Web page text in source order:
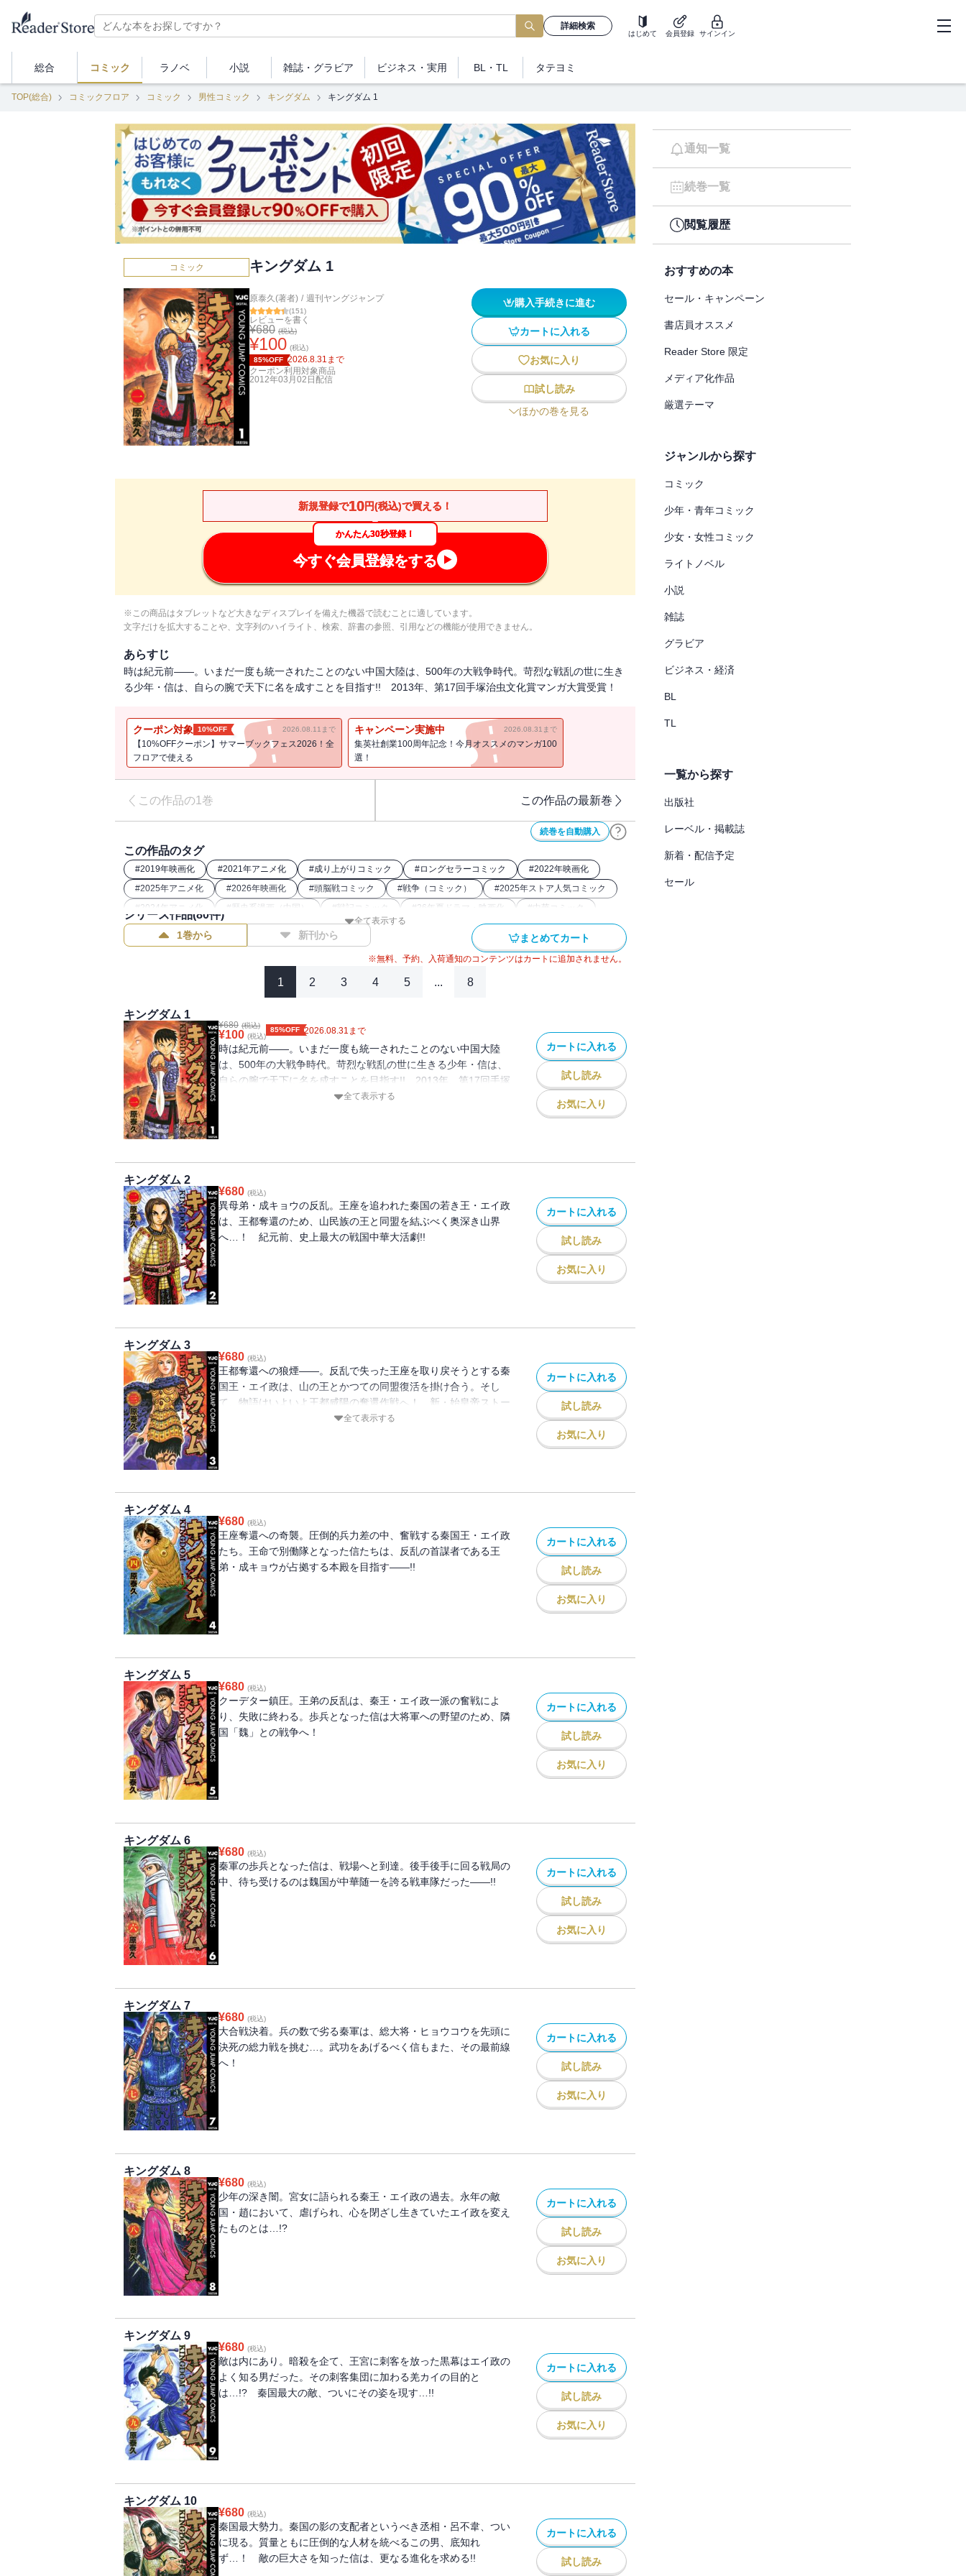
詳細検索
はじめて 会員登録 サインイン
総合 コミック ラノベ 小説 雑誌・ グラビア ビジネス ・実用 BL・TL タテヨミ
TOP(総合) コミックフロア コミック 男性コミック キングダム キングダム 1
コミック キングダム 1
原泰久(著者) / 週刊ヤングジャンプ
(151)
レビューを書く
¥680 (税込)
¥100 (税込)
85%OFF 2026.8.31 まで
クーポン利用対象商品
2012年03月02日 配信
購入手続きに進む
カートに入れる
お気に入り
試し読み
ほかの巻を見る
新規登録で10円(税込)で買える！
かんたん30秒登録！
今すぐ会員登録をする
※この商品はタブレットなど大きなディスプレイを備えた機器で読むことに適しています。
文字だけを拡大することや、文字列のハイライト、検索、辞書の参照、引用などの機能が使用できません。
あらすじ
時は紀元前――。いまだ一度も統一されたことのない中国大陸は、500年の大戦争時代。苛烈な戦乱の世に生き
る少年・信は、自らの腕で天下に名を成すことを目指す!! 2013年、第17回手塚治虫文化賞マンガ大賞受賞！
クーポン対象 10%OFF 2026.08.11まで
【10%OFFクーポン】サマーブックフェス2026！全
フロアで使える
キャンペーン実施中 2026.08.31まで
集英社創業100周年記念！今月オススメのマンガ100
選！
この作品の1巻 この作品の最新巻
続巻を自動購入
この作品のタグ
#2019年映画化 #2021年アニメ化 #成り上がりコミック #ロングセラーコミック #2022年映画化
#2025年アニメ化 #2026年映画化 #頭脳戦コミック #戦争（コミック） #2025年ストア人気コミック
#2024年アニメ化 # 歴史系漫画（中国） #戦記コミック #26年夏ドラマ・映画化 # 中華コミック
#2022年アニメ化 #歴史漫画 #2020年アニメ化 # キングダム関連作 #アニメ化
#26年春ドラマ・映画化 #2023年映画化 #2024年映画化
全て表示する
シリーズ作品(80件)
1巻から 新刊から まとめてカート
※無料、予約、入荷通知のコンテンツはカートに追加されません。
1 2 3 4 5 ... 8
キングダム 1
¥680 (税込)
¥100 (税込)
85%OFF 2026.08.31 まで
時は紀元前――。いまだ一度も統一されたことのない中国大陸
は、500年の大戦争時代。苛烈な戦乱の世に生きる少年・信は、
自らの腕で天下に名を成すことを目指す!! 2013年、第17回手塚
治虫文化賞マンガ大賞受賞！全て表示する
カートに入れる
試し読み
お気に入り
キングダム 2
¥680 (税込)
異母弟・成キョウの反乱。王座を追われた秦国の若き王・エイ政
は、王都奪還のため、山民族の王と同盟を結ぶべく奥深き山界
へ…！ 紀元前、史上最大の戦国中華大活劇!!
カートに入れる
試し読み
お気に入り
キングダム 3
¥680 (税込)
王都奪還への狼煙――。反乱で失った王座を取り戻そうとする秦
国王・エイ政は、山の王とかつての同盟復活を掛け合う。そし
て、物語はいよいよ王都咸陽の奪還作戦へ！ 新・始皇帝ストー
リー、国内統一編最高潮!!
全て表示する
カートに入れる
試し読み
お気に入り
キングダム 4
¥680 (税込)
王座奪還への奇襲。圧倒的兵力差の中、奮戦する秦国王・エイ政
たち。王命で別働隊となった信たちは、反乱の首謀者である王
弟・成キョウが占拠する本殿を目指す――!!
カートに入れる
試し読み
お気に入り
キングダム 5
¥680 (税込)
クーデター鎮圧。王弟の反乱は、秦王・エイ政一派の奮戦によ
り、失敗に終わる。歩兵となった信は大将軍への野望のため、隣
国「魏」との戦争へ！
カートに入れる
試し読み
お気に入り
キングダム 6
¥680 (税込)
秦軍の歩兵となった信は、戦場へと到達。後手後手に回る戦局の
中、待ち受けるのは魏国が中華随一を誇る戦車隊だった――!!
カートに入れる
試し読み
お気に入り
キングダム 7
¥680 (税込)
大合戦決着。兵の数で劣る秦軍は、総大将・ヒョウコウを先頭に
決死の総力戦を挑む…。武功をあげるべく信もまた、その最前線
へ！
カートに入れる
試し読み
お気に入り
キングダム 8
¥680 (税込)
少年の深き闇。宮女に語られる秦王・エイ政の過去。永年の敵
国・趙において、虐げられ、心を閉ざし生きていたエイ政を変え
たものとは…!?
カートに入れる
試し読み
お気に入り
キングダム 9
¥680 (税込)
敵は内にあり。暗殺を企て、王宮に刺客を放った黒幕はエイ政の
よく知る男だった。その刺客集団に加わる羌カイの目的と
は…!? 秦国最大の敵、ついにその姿を現す…!!
カートに入れる
試し読み
お気に入り
キングダム 10
¥680 (税込)
秦国最大勢力。秦国の影の支配者というべき丞相・呂不韋、つい
に現る。質量ともに圧倒的な人材を統べるこの男、底知れ
ず…！ 敵の巨大さを知った信は、更なる進化を求める!!
カートに入れる
試し読み
通知一覧
続巻一覧
閲覧履歴
おすすめの本
セール・キャンペーン
書店員オススメ
Reader Store 限定
メディア化作品
厳選テーマ
ジャンルから探す
コミック
少年・青年コミック
少女・女性コミック
ライトノベル
小説
雑誌
グラビア
ビジネス・経済
BL
TL
一覧から探す
出版社
レーベル・掲載誌
新着・配信予定
セール